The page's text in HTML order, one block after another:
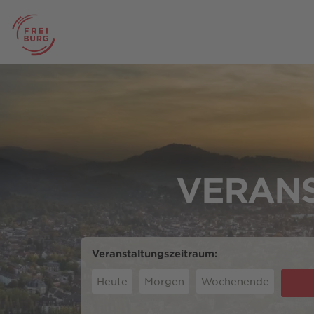
Veranstaltungszeitraum:
Heute Morgen Wochenende